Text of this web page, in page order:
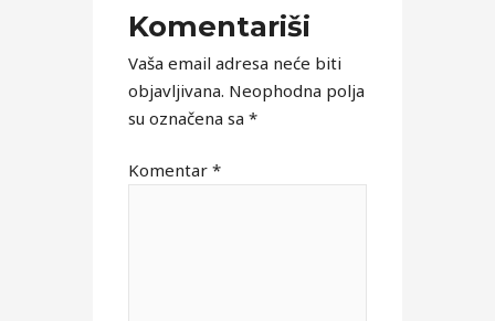
Komentariši
Vaša email adresa neće biti
objavljivana. Neophodna polja
su označena sa*
Komentar*